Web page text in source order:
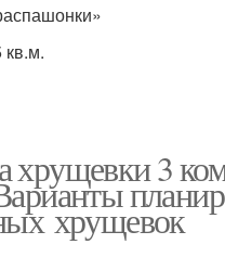
хрущевки 3
хрущевок